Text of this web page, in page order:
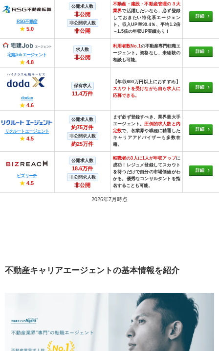
RSG不動産
★ 5.0
公開求人数
非公開
非公開求人数
非公開
不動産・建設・不動産管理の３大
業界で活躍したいなら、必ず登録
しておきたい特化系エージェン
ト。収入UP率99.4％、平均1.2倍
～1.5倍の年収UP実績あり！
詳細
宅建Jobエージェント
★ 4.8
求人数
非公開
利用者数No.1の不動産専門転職エ
ージェント。資格なし、未経験の
相談も可能。
詳細
dodax
★ 4.6
保有求人
11.4万件
【年収600万円以上におすすめ】
スカウトを受けながら自ら求人に
応募できる。
詳細
リクルートエージェント
★ 4.5
公開求人数
約75万件
非公開求人数
約25万件
まず必ず登録すべき、業界最大手
エージェント。圧倒的求人数と内
定数で、各業界や職種に精通した
キャリアアドバイザーも多数在
籍。
詳細
ビズリーチ
★ 4.5
公開求人数
18.6万件
非公開求人数
非公開
転職者の3人に1人が年収アップに
成功！レジュメ登録してスカウト
を待つだけで自分の市場価値がわ
かる。優秀なコンサルタントを指
名することも可能。
詳細
2026年7月時点
不動産キャリアエージェントの基本情報を紹介